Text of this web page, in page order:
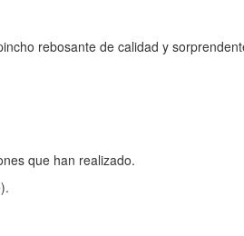
rebosante de calidad y
que han realizado.